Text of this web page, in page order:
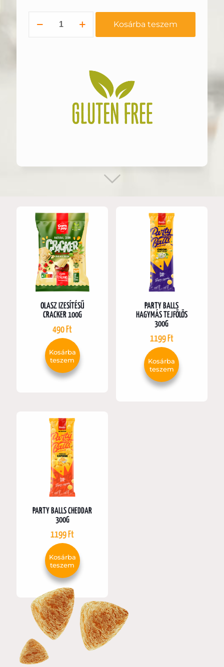
Balls
Kosárba teszem
OLASZ IZESÍTÉSŰ
CRACKER 100G
490Ft
Kosárba
teszem
PARTY BALLS
HAGYMÁS TEJFÖLÖS
300G
1199Ft
Kosárba
teszem
PARTY BALLS CHEDDAR
300G
1199Ft
Kosárba
teszem